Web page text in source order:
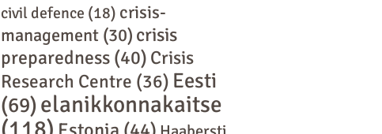
civil defence (18) crisis-
management(30) crisis
preparedness(40) Crisis
Research Centre (36) Eesti
(69)elanikkonnakaitse